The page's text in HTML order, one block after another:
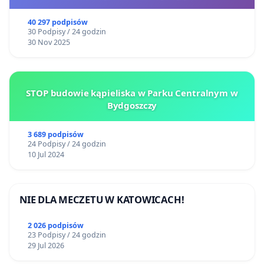
40 297 podpisów
30 Podpisy / 24 godzin
30 Nov 2025
STOP budowie kąpieliska w Parku Centralnym w
Bydgoszczy
3 689 podpisów
24 Podpisy / 24 godzin
10 Jul 2024
NIE DLA MECZETU W KATOWICACH!
2 026 podpisów
23 Podpisy / 24 godzin
29 Jul 2026